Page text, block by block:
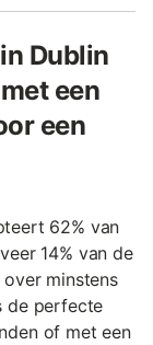
Dublin
een
een
62% van
14% van de
minstens
de perfecte
of met een